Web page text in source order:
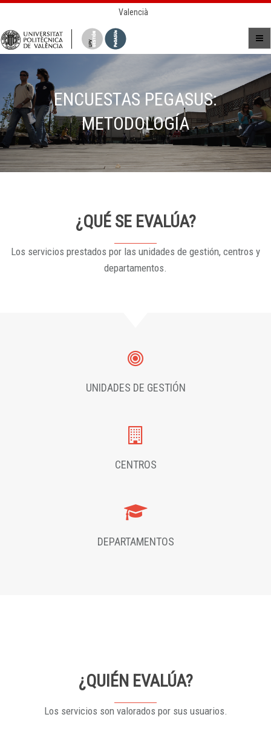
Valencià
ENCUESTAS PEGASUS:
METODOLOGÍA
¿QUÉ SE EVALÚA?
Los servicios prestados por las unidades de gestión, centros y
departamentos.
UNIDADES DE GESTIÓN
CENTROS
DEPARTAMENTOS
¿QUIÉN EVALÚA?
Los servicios son valorados por sus usuarios.